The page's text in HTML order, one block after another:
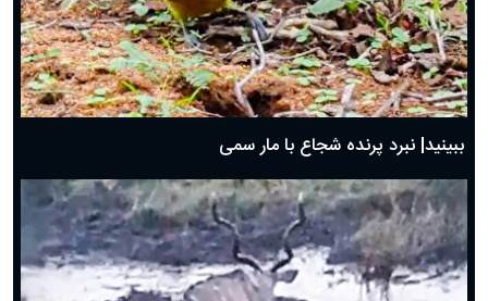
ببینید| نبرد پرنده شجاع با مار سمی